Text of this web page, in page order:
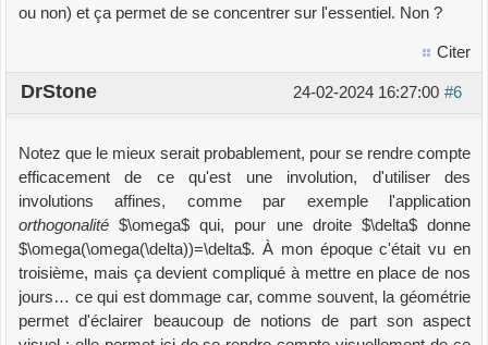
ou non) et ça permet de se concentrer sur l'essentiel. Non ?
Citer
#6
24-02-2024 16:27:00
DrStone
Notez que le mieux serait probablement, pour se rendre compte
efficacement de ce qu'est une involution, d'utiliser des
involutions affines, comme par exemple l'application
orthogonalité $\omega$ qui, pour une droite $\delta$ donne
$\omega(\omega(\delta))=\delta$. À mon époque c'était vu en
troisième, mais ça devient compliqué à mettre en place de nos
jours… ce qui est dommage car, comme souvent, la géométrie
permet d'éclairer beaucoup de notions de part son aspect